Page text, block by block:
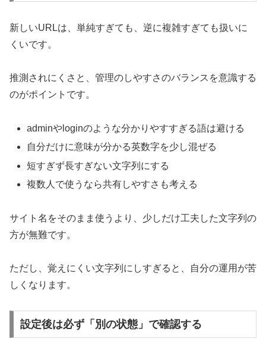
新しいURLは、単純すぎても、逆に複雑すぎても扱いに
くいです。
推測されにくさと、管理のしやすさのバランスを意識する
のがポイントです。
adminやloginのような分かりやすすぎる語は避ける
自分だけに意味が分かる英数字を少し混ぜる
短すぎず長すぎない文字列にする
複数人で使うなら共有しやすさも考える
サイト名をそのまま使うより、少しだけ工夫した文字列の
方が無難です。
ただし、覚えにくい文字列にしすぎると、自分の運用が苦
しくなります。
設定後は必ず「別の状態」で確認する